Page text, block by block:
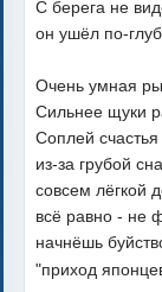
С берега не
он ушёл по-
Очень умная
Сильнее щуки
Соплей
из-за грубой
совсем лёгкой
всё равно - не
начнёшь
"приход